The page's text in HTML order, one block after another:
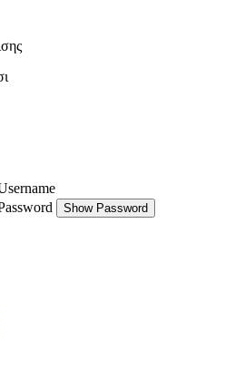
Show Password